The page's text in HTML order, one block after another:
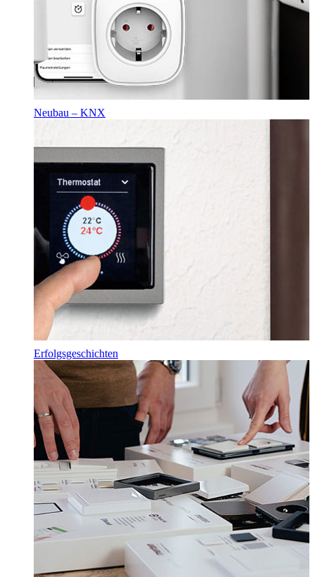
Neubau – KNX
Erfolgsgeschichten